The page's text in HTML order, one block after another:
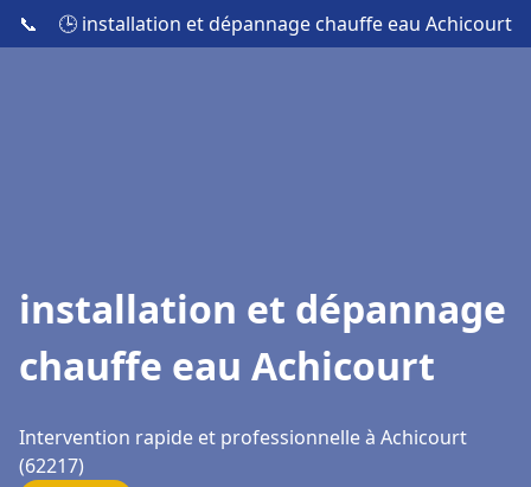
📞 🕒 installation et dépannage chauffe eau Achicourt
installation et dépannage
chauffe eau Achicourt
Intervention rapide et professionnelle à Achicourt
(62217)